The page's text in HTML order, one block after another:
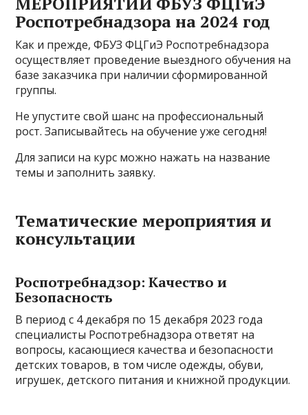
Роспотребнадзора на 2024 год
Как и прежде, ФБУЗ ФЦГиЭ Роспотребнадзора
осуществляет проведение выездного обучения на
базе заказчика при наличии сформированной
группы.
Не упустите свой шанс на профессиональный
рост. Записывайтесь на обучение уже сегодня!
Для записи на курс можно нажать на название
темы и заполнить заявку.
Тематические мероприятия и
консультации
Роспотребнадзор: Качество и
Безопасность
В период с 4 декабря по 15 декабря 2023 года
специалисты Роспотребнадзора ответят на
вопросы, касающиеся качества и безопасности
детских товаров, в том числе одежды, обуви,
игрушек, детского питания и книжной продукции.